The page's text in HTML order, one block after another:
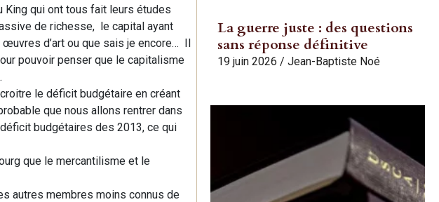
King qui ont tous fait leurs études
de richesse, le capital ayant
œuvres d’art ou que sais je encore… Il
pouvoir penser que le capitalisme
le déficit budgétaire en créant
que nous allons rentrer dans
budgétaires des 2013, ce qui
que le mercantilisme et le
autres membres moins connus de
La guerre juste : des questions
sans réponse définitive
19 juin 2026 / Jean-Baptiste Noé